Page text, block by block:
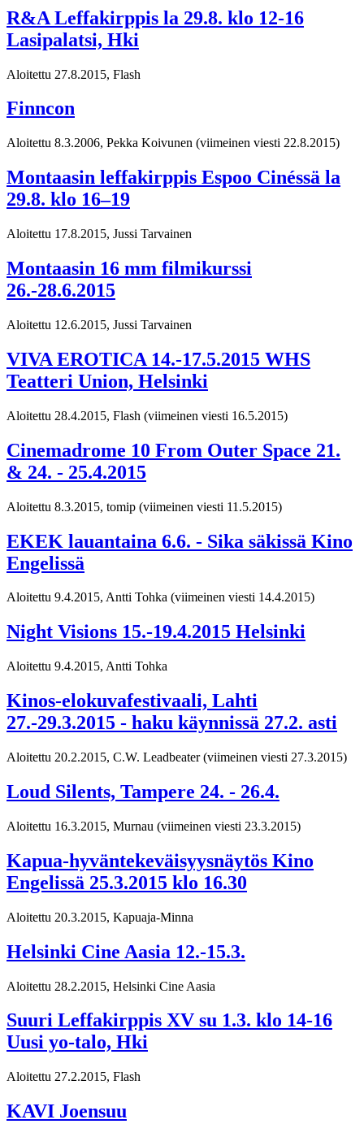
R&A Leffakirppis la 29.8. klo 12-16
Lasipalatsi, Hki
Aloitettu 27.8.2015, Flash
Finncon
Aloitettu 8.3.2006, Pekka Koivunen (viimeinen viesti 22.8.2015)
Montaasin leffakirppis Espoo Cinéssä la
29.8. klo 16–19
Aloitettu 17.8.2015, Jussi Tarvainen
Montaasin 16 mm filmikurssi
26.-28.6.2015
Aloitettu 12.6.2015, Jussi Tarvainen
VIVA EROTICA 14.-17.5.2015 WHS
Teatteri Union, Helsinki
Aloitettu 28.4.2015, Flash (viimeinen viesti 16.5.2015)
Cinemadrome 10 From Outer Space 21.
& 24. - 25.4.2015
Aloitettu 8.3.2015, tomip (viimeinen viesti 11.5.2015)
EKEK lauantaina 6.6. - Sika säkissä Kino
Engelissä
Aloitettu 9.4.2015, Antti Tohka (viimeinen viesti 14.4.2015)
Night Visions 15.-19.4.2015 Helsinki
Aloitettu 9.4.2015, Antti Tohka
Kinos-elokuvafestivaali, Lahti
27.-29.3.2015 - haku käynnissä 27.2. asti
Aloitettu 20.2.2015, C.W. Leadbeater (viimeinen viesti 27.3.2015)
Loud Silents, Tampere 24. - 26.4.
Aloitettu 16.3.2015, Murnau (viimeinen viesti 23.3.2015)
Kapua-hyväntekeväisyysnäytös Kino
Engelissä 25.3.2015 klo 16.30
Aloitettu 20.3.2015, Kapuaja-Minna
Helsinki Cine Aasia 12.-15.3.
Aloitettu 28.2.2015, Helsinki Cine Aasia
Suuri Leffakirppis XV su 1.3. klo 14-16
Uusi yo-talo, Hki
Aloitettu 27.2.2015, Flash
KAVI Joensuu